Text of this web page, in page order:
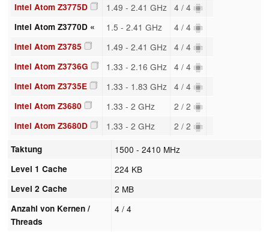
Intel Atom Z3775D 1.49 - 2.41 GHz 4 / 4
Intel Atom Z3770D « 1.5 - 2.41 GHz 4 / 4
Intel Atom Z3785 1.49 - 2.41 GHz 4 / 4
Intel Atom Z3736G 1.33 - 2.16 GHz 4 / 4
Intel Atom Z3735E 1.33 - 1.83 GHz 4 / 4
Intel Atom Z3680 1.33 - 2 GHz 2 / 2
Intel Atom Z3680D 1.33 - 2 GHz 2 / 2
Taktung 1500 - 2410 MHz
Level 1 Cache 224 KB
Level 2 Cache 2 MB
Anzahl von Kernen /
Threads
4 / 4